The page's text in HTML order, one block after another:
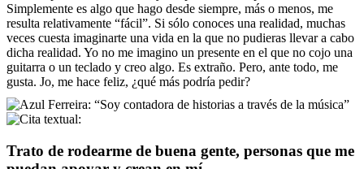
Simplemente es algo que hago desde siempre, más o menos, me
resulta relativamente “fácil”. Si sólo conoces una realidad, muchas
veces cuesta imaginarte una vida en la que no pudieras llevar a cabo
dicha realidad. Yo no me imagino un presente en el que no cojo una
guitarra o un teclado y creo algo. Es extraño. Pero, ante todo, me
gusta. Jo, me hace feliz, ¿qué más podría pedir?
Trato de rodearme de buena gente, personas que me